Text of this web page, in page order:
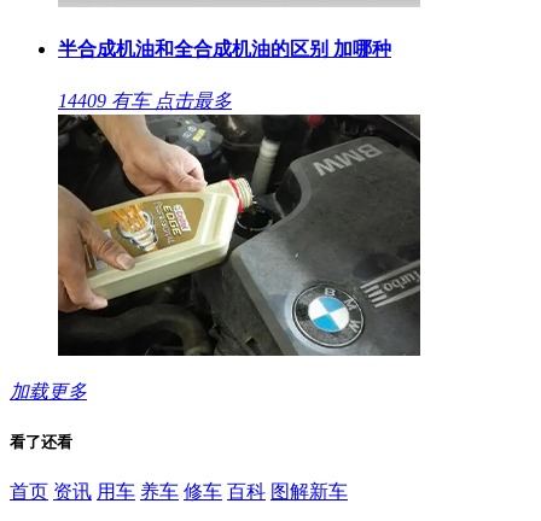
半合成机油和全合成机油的区别 加哪种
14409 有车 点击最多
加载更多
看了还看
首页 资讯 用车 养车 修车 百科 图解新车